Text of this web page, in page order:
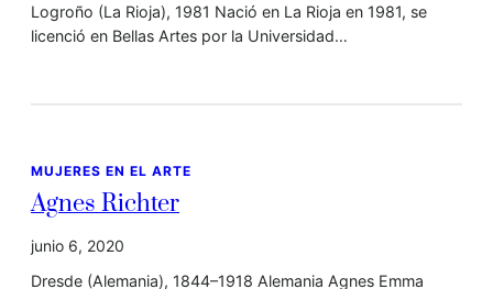
Logroño (La Rioja), 1981 Nació en La Rioja en 1981, se
licenció en Bellas Artes por la Universidad…
MUJERES EN EL ARTE
Agnes Richter
junio 6, 2020
Dresde (Alemania), 1844–1918 Alemania Agnes Emma